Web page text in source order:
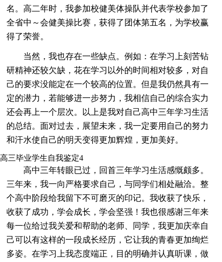
名。高二年时，我参加校健美体操队并代表学校参加了
全省中～会健美操比赛，获得了团体第五名，为学校赢
得了荣誉。
当然，我也存在一些缺点。例如：在学习上刻苦钻
研精神还较欠缺，花在学习以外的时间相对较多，对自
己的要求没能定在一个较高的位置。但是我仍然具有一
定的潜力，若能够进一步努力，我相信自己的综合实力
还会再上一个层次。以上是我对自己高中三年学习生活
的总结。面对过去，展望未来，我一定要用自己的努力
和汗水使自己的明天变得更加辉煌，更加美好。
高三毕业学生自我鉴定4
高中三年转眼已过，回首三年学习生活感慨颇多。
三年来，我一向严格要求自己，与同学们相处融洽。整
个高中阶段给我留下不可磨灭的印记。我收获了快乐，
收获了成功，学会成长，学会坚强！我也很感谢三年来
每一位给过我关爱和帮助的老师、同学，我更加庆幸自
己可以有这样的一段成长经历，它让我的青春更加绚烂
多姿。在学习上我态度端正，目的明确并认真听课，做